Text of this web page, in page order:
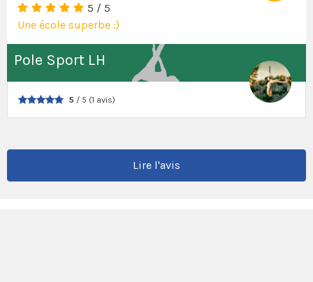
5 / 5
Une école superbe :)
Pole Sport LH
5 / 5 (1 avis)
Lire l'avis